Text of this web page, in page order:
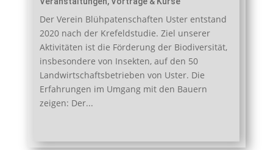
Der Verein Blühpatenschaften Uster entstand
2020 nach der Krefeldstudie. Ziel unserer
Aktivitäten ist die Förderung der Biodiversität,
insbesondere von Insekten, auf den 50
Landwirtschaftsbetrieben von Uster. Die
Erfahrungen im Umgang mit den Bauern
zeigen: Der...